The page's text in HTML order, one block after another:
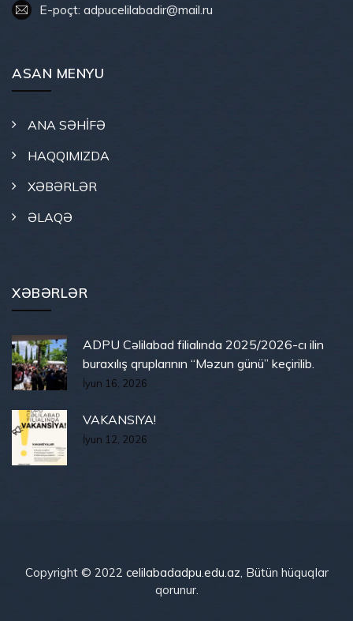
E-poçt: adpucelilabadir@mail.ru
ASAN MENYU
ANA SƏHİFƏ
HAQQIMIZDA
XƏBƏRLƏR
ƏLAQƏ
XƏBƏRLƏR
ADPU Cəlilabad filialında 2025/2026-cı ilin
buraxılış qruplarının “Məzun günü” keçirilib.
İyun 16, 2026
VAKANSIYA!
İyun 12, 2026
Copyright © 2022 celilabadadpu.edu.az, Bütün hüquqlar
qorunur.